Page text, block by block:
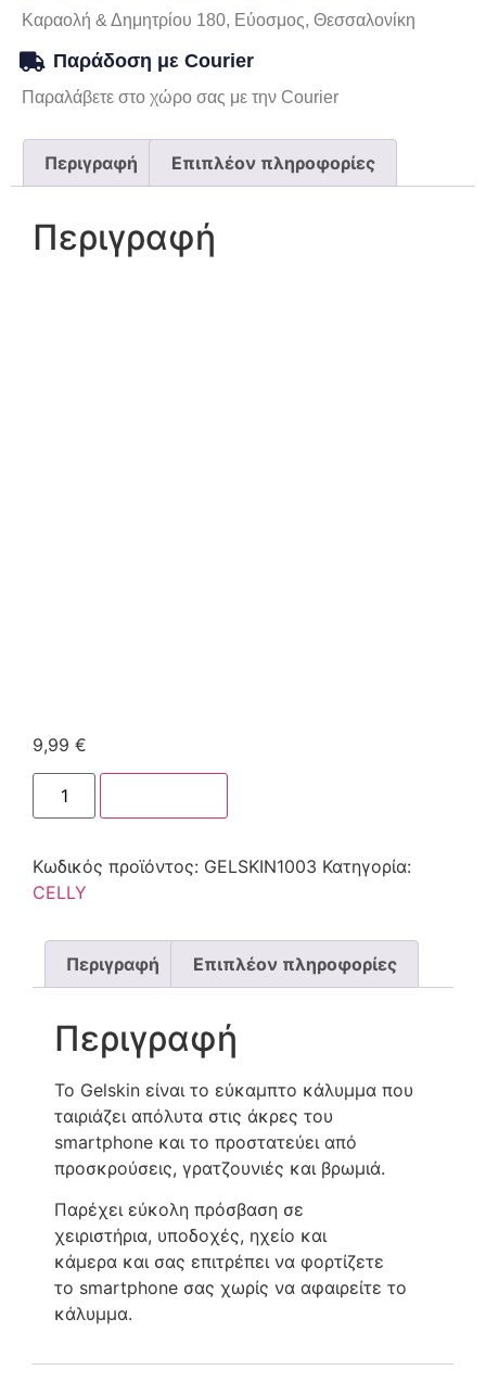
Καραολή & Δημητρίου 180, Εύοσμος, Θεσσαλονίκη
Παράδοση με Courier
Παραλάβετε στο χώρο σας με την Courier
Περιγραφή Επιπλέον πληροφορίες
Περιγραφή
9,99 €
Κωδικός προϊόντος: GELSKIN1003 Κατηγορία:
CELLY
Περιγραφή Επιπλέον πληροφορίες
Περιγραφή
Το Gelskin είναι το εύκαμπτο κάλυμμα που
ταιριάζει απόλυτα στις άκρες του
smartphone και το προστατεύει από
προσκρούσεις, γρατζουνιές και βρωμιά.
Παρέχει εύκολη πρόσβαση σε
χειριστήρια, υποδοχές, ηχείο και
κάμερα και σας επιτρέπει να φορτίζετε
το smartphone σας χωρίς να αφαιρείτε το
κάλυμμα.